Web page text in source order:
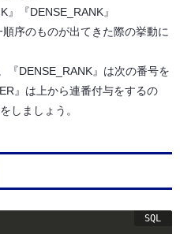
『DENSE_RANK』
順序のものが出てきた際の挙動に
『DENSE_RANK』は次の番号を
』は上から連番付与をするの
しましょう。